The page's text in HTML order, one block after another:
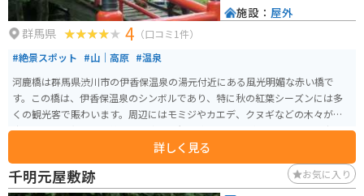
群馬県 4 （口コミ1件）
#絶景スポット #山｜高原 #温泉
河鹿橋は群馬県渋川市の伊香保温泉の湯元付近にある風光明媚な赤い橋で
す。この橋は、伊香保温泉のシンボルであり、特に秋の紅葉シーズンには多
くの観光客で賑わいます。周辺にはモミジやカエデ、クヌギなどの木々が自
生しており、紅葉の季節には見事な景観を楽しむことができます。特に夜に
は紅葉がライトアップされ、幻想的な風景が広がります。春の新緑も美し
く、四季折々の自然の変化を楽しむことができるため、年間を通じて訪れる
価値があります。伊香保温泉の散策と共に河鹿橋での自然美を堪能するのが
詳しく見る
施設： 屋外
千明元屋敷跡 お気に入り